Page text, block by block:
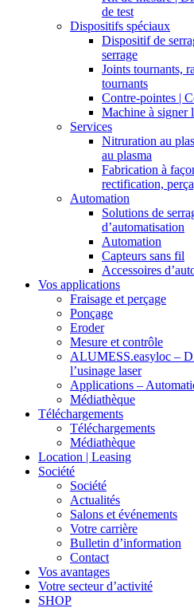
de test
Dispositifs spéciaux
Dispositif de
serrage
Joints tournants,
tournants
Contre-pointes |
Machine à signer
Services
Nitruration au
au plasma
Fabrication à
rectification,
Automation
Solutions de
d’automatisation
Automation
Capteurs sans fil
Accessoires
Vos applications
Fraisage et perçage
Ponçage
Eroder
Mesure et contrôle
ALUMESS.easyloc –
l’usinage laser
Applications –
Médiathèque
Téléchargements
Téléchargements
Médiathèque
Location | Leasing
Société
Société
Actualités
Salons et événements
Votre carrière
Bulletin d’information
Contact
Vos avantages
Votre secteur d’activité
SHOP